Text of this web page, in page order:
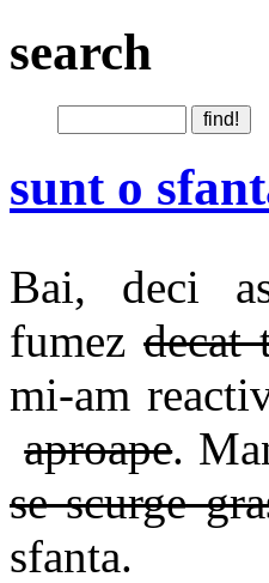
search
sunt o
Bai, deci
fumezdecat
mi-am
aproape.
se scurge
sfanta.